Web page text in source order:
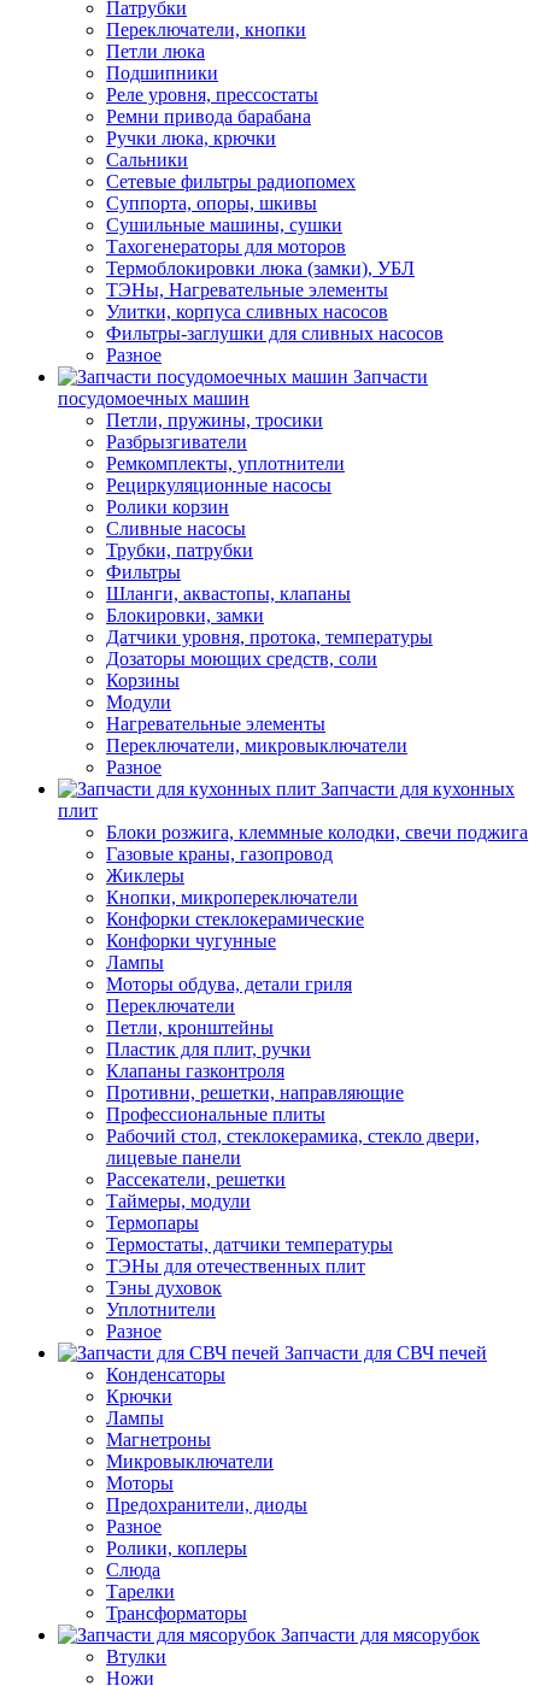
Патрубки
Переключатели, кнопки
Петли люка
Подшипники
Реле уровня, прессостаты
Ремни привода барабана
Ручки люка, крючки
Сальники
Сетевые фильтры радиопомех
Суппорта, опоры, шкивы
Сушильные машины, сушки
Тахогенераторы для моторов
Термоблокировки люка (замки), УБЛ
ТЭНы, Нагревательные элементы
Улитки, корпуса сливных насосов
Фильтры-заглушки для сливных насосов
Разное
Запчасти
посудомоечных машин
Петли, пружины, тросики
Разбрызгиватели
Ремкомплекты, уплотнители
Рециркуляционные насосы
Ролики корзин
Сливные насосы
Трубки, патрубки
Фильтры
Шланги, аквастопы, клапаны
Блокировки, замки
Датчики уровня, протока, температуры
Дозаторы моющих средств, соли
Корзины
Модули
Нагревательные элементы
Переключатели, микровыключатели
Разное
Запчасти для кухонных
плит
Блоки розжига, клеммные колодки, свечи поджига
Газовые краны, газопровод
Жиклеры
Кнопки, микропереключатели
Конфорки стеклокерамические
Конфорки чугунные
Лампы
Моторы обдува, детали гриля
Переключатели
Петли, кронштейны
Пластик для плит, ручки
Клапаны газконтроля
Противни, решетки, направляющие
Профессиональные плиты
Рабочий стол, стеклокерамика, стекло двери,
лицевые панели
Рассекатели, решетки
Таймеры, модули
Термопары
Термостаты, датчики температуры
ТЭНы для отечественных плит
Тэны духовок
Уплотнители
Разное
Запчасти для СВЧ печей
Конденсаторы
Крючки
Лампы
Магнетроны
Микровыключатели
Моторы
Предохранители, диоды
Разное
Ролики, коплеры
Слюда
Тарелки
Трансформаторы
Запчасти для мясорубок
Втулки
Ножи